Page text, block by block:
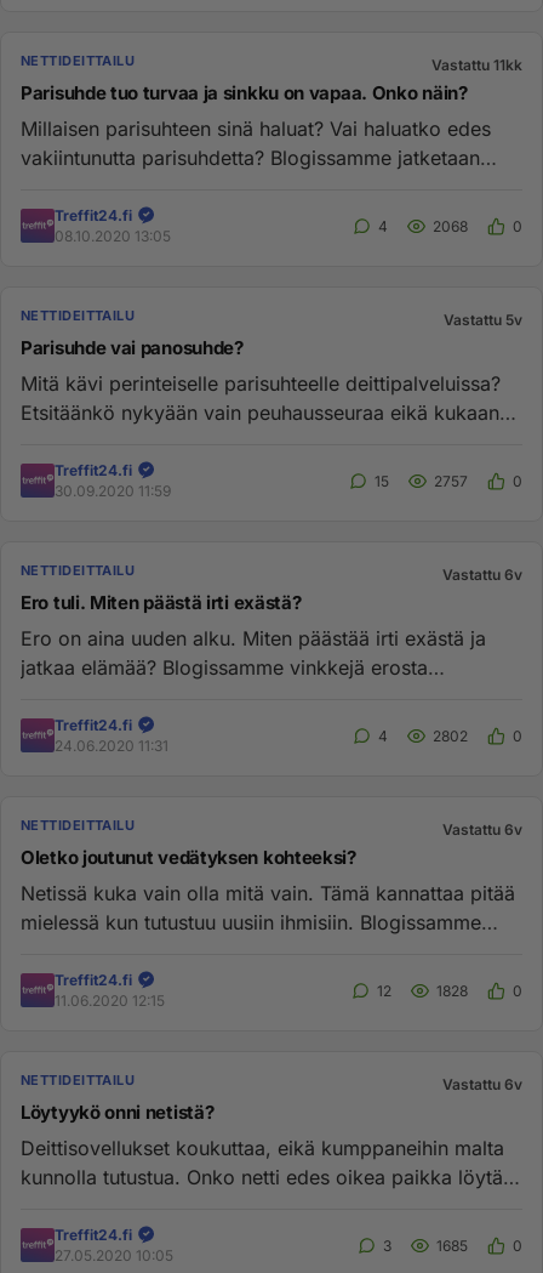
NETTIDEITTAILU Vastattu 11kk
Parisuhde tuo turvaa ja sinkku on vapaa. Onko näin?
Millaisen parisuhteen sinä haluat? Vai haluatko edes
vakiintunutta parisuhdetta? Blogissamme jatketaan
Treffit24.fi
08.10.2020 13:05
4 2068 0
NETTIDEITTAILU Vastattu 5v
Parisuhde vai panosuhde?
Mitä kävi perinteiselle parisuhteelle deittipalveluissa?
Etsitäänkö nykyään vain peuhausseuraa eikä kukaan
Treffit24.fi
30.09.2020 11:59
15 2757 0
NETTIDEITTAILU Vastattu 6v
Ero tuli. Miten päästä irti exästä?
Ero on aina uuden alku. Miten päästää irti exästä ja
jatkaa elämää? Blogissamme vinkkejä erosta
Treffit24.fi
24.06.2020 11:31
4 2802 0
NETTIDEITTAILU Vastattu 6v
Oletko joutunut vedätyksen kohteeksi?
Netissä kuka vain olla mitä vain. Tämä kannattaa pitää
mielessä kun tutustuu uusiin ihmisiin. Blogissamme
Treffit24.fi
11.06.2020 12:15
12 1828 0
NETTIDEITTAILU Vastattu 6v
Löytyykö onni netistä?
Deittisovellukset koukuttaa, eikä kumppaneihin malta
kunnolla tutustua. Onko netti edes oikea paikka löytää
Treffit24.fi
27.05.2020 10:05
3 1685 0